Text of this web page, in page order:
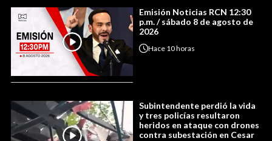
Emisión Noticias RCN 12:30
p.m. / sábado 8 de agosto de
2026
Hace 10 horas
Subintendente perdió la vida
y tres policías resultaron
heridos en ataque con drones
contra subestación en Cesar